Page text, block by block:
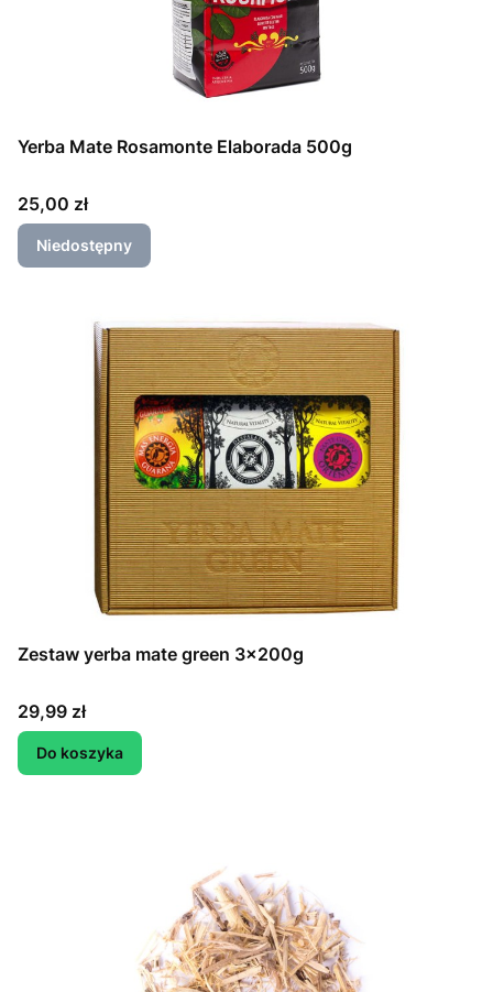
Yerba Mate Rosamonte Elaborada 500g
Cena
25,00 zł
Niedostępny
Zestaw yerba mate green 3x200g
Cena
29,99 zł
Do koszyka